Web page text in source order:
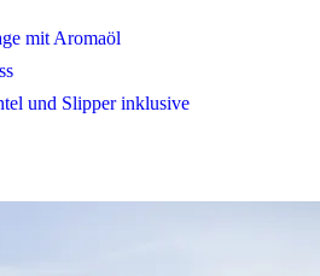
mit Aromaöl
und Slipper inklusive